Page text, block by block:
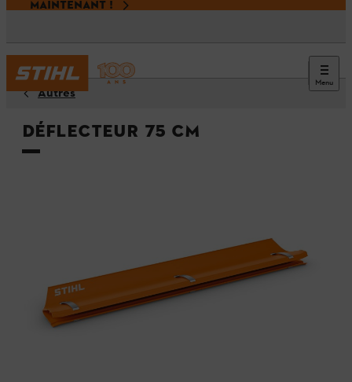
MAINTENANT !
Menu
Autres
Déflecteur 75 cm